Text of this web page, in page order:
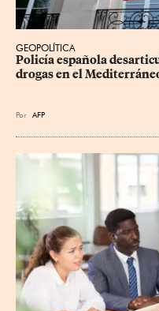
GEOPOLÍTICA
Policía española
drogas en el
Por AFP